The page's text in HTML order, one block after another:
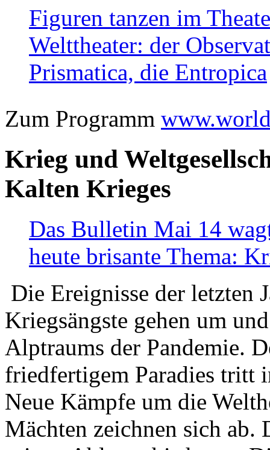
Figuren tanzen im
Welttheater: der
Prismatica, die Entropica
Zum Programm
Krieg und
Kalten Krieges
Das Bulletin Mai 14
heute brisante Thema:
Die Ereignisse der letzten
Kriegsängste gehen um
Alptraums der Pandemie.
friedfertigem Paradies tritt
Neue Kämpfe um die
Mächten zeichnen sich